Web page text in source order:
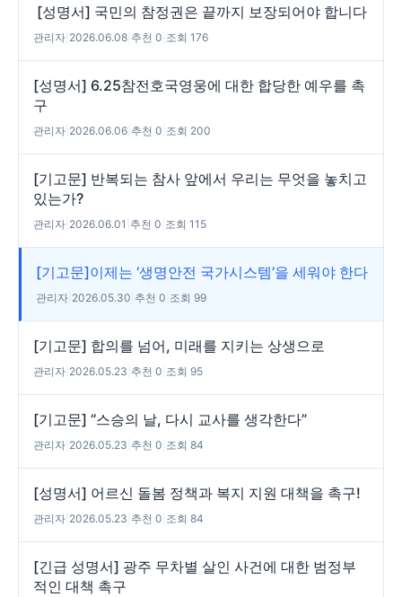
[성명서] 국민의 참정권은 끝까지 보장되어야 합니다
관리자 2026.06.08 추천 0 조회 176
[성명서] 6.25참전호국영웅에 대한 합당한 예우를 촉
구
관리자 2026.06.06 추천 0 조회 200
[기고문] 반복되는 참사 앞에서 우리는 무엇을 놓치고
있는가?
관리자 2026.06.01 추천 0 조회 115
[기고문]이제는 ‘생명안전 국가시스템’을 세워야 한다
관리자 2026.05.30 추천 0 조회 99
[기고문] 합의를 넘어, 미래를 지키는 상생으로
관리자 2026.05.23 추천 0 조회 95
[기고문] “스승의 날, 다시 교사를 생각한다”
관리자 2026.05.23 추천 0 조회 84
[성명서] 어르신 돌봄 정책과 복지 지원 대책을 촉구!
관리자 2026.05.23 추천 0 조회 84
[긴급 성명서] 광주 무차별 살인 사건에 대한 범정부
적인 대책 촉구